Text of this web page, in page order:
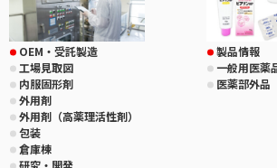
OEM・受託製造
工場見取図
内服固形剤
外用剤
外用剤（高薬理活性剤）
包装
倉庫棟
製品情報
一般用医薬
医薬部外品